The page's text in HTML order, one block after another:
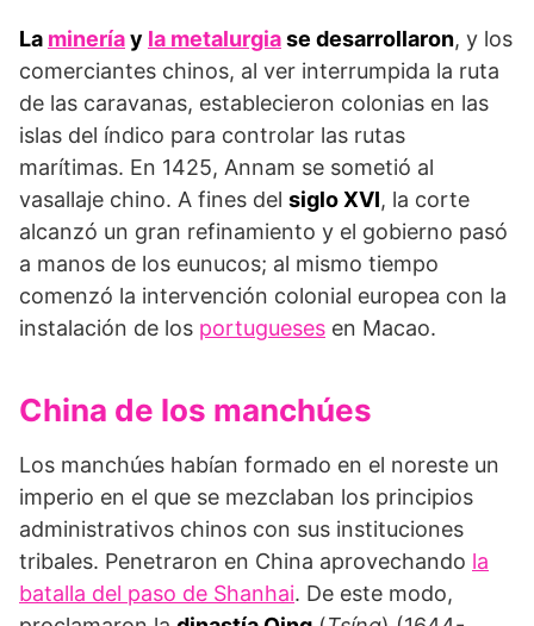
La mineríay la metalurgiase desarrollaron, y los
comerciantes chinos, al ver interrumpida la ruta
de las caravanas, establecieron colonias en las
islas del índico para controlar las rutas
marítimas. En 1425, Annam se sometió al
vasallaje chino. A fines del siglo XVI, la corte
alcanzó un gran refinamiento y el gobierno pasó
a manos de los eunucos; al mismo tiempo
comenzó la intervención colonial europea con la
instalación de los portugueses en Macao.
China de los manchúes
Los manchúes habían formado en el noreste un
imperio en el que se mezclaban los principios
administrativos chinos con sus instituciones
tribales. Penetraron en China aprovechando la
batalla del paso de Shanhai. De este modo,